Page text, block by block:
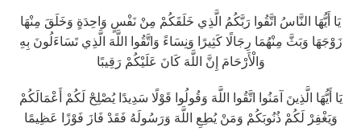
يَا أَيُّهَا النَّاسُ اتَّقُوا رَبَّكُمُ الَّذِي خَلَقَكُمْ مِنْ نَفْسٍ وَاحِدَةٍ وَخَلَقَ مِنْهَا
زَوْجَهَا وَبَثَّ مِنْهُمَا رِجَالًا كَثِيرًا وَنِسَاءً وَاتَّقُوا اللَّهَ الَّذِي تَسَاءَلُونَ بِهِ
وَالْأَرْحَامَ إِنَّ اللَّهَ كَانَ عَلَيْكُمْ رَقِيبًا
يَا أَيُّهَا الَّذِينَ آمَنُوا اتَّقُوا اللَّهَ وَقُولُوا قَوْلًا سَدِيدًا يُصْلِحْ لَكُمْ أَعْمَالَكُمْ
وَيَغْفِرْ لَكُمْ ذُنُوبَكُمْ وَمَنْ يُطِعِ اللَّهَ وَرَسُولَهُ فَقَدْ فَازَ فَوْزًا عَظِيمًا